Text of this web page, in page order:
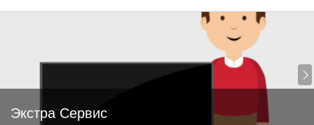
Экстра Сервис